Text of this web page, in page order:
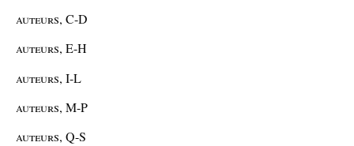
auteurs, C-D
auteurs, E-H
auteurs, I-L
auteurs, M-P
auteurs, Q-S